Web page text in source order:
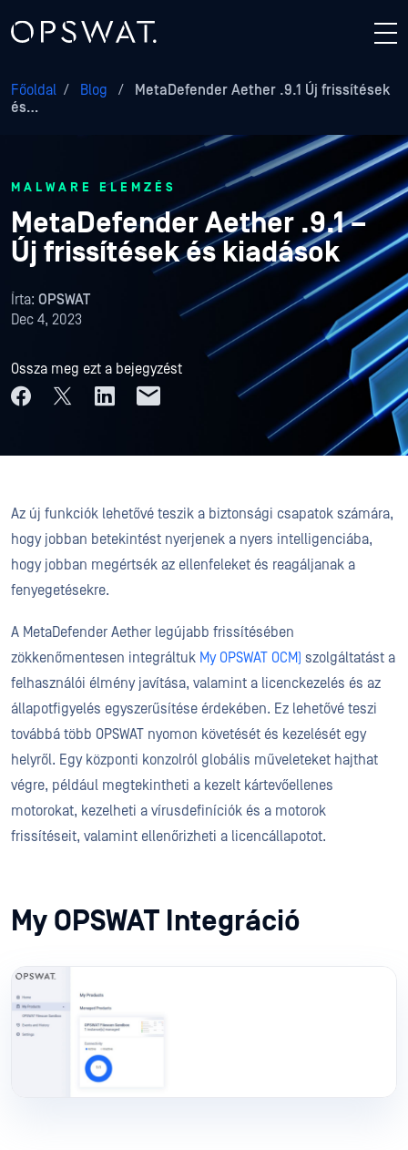
Főoldal / Blog /
MetaDefender Aether .9.1 Új frissítések
és…
MALWARE ELEMZÉS
MetaDefender Aether .9.1 –
Új frissítések és kiadások
Írta: OPSWAT
Dec 4, 2023
Ossza meg ezt a bejegyzést
Az új funkciók lehetővé teszik a biztonsági csapatok számára,
hogy jobban betekintést nyerjenek a nyers intelligenciába,
hogy jobban megértsék az ellenfeleket és reagáljanak a
fenyegetésekre.
A MetaDefender Aether legújabb frissítésében
zökkenőmentesen integráltuk My OPSWAT OCM) szolgáltatást a
felhasználói élmény javítása, valamint a licenckezelés és az
állapotfigyelés egyszerűsítése érdekében. Ez lehetővé teszi
továbbá több OPSWAT nyomon követését és kezelését egy
helyről. Egy központi konzolról globális műveleteket hajthat
végre, például megtekintheti a kezelt kártevőellenes
motorokat, kezelheti a vírusdefiníciók és a motorok
frissítéseit, valamint ellenőrizheti a licencállapotot.
My OPSWAT Integráció